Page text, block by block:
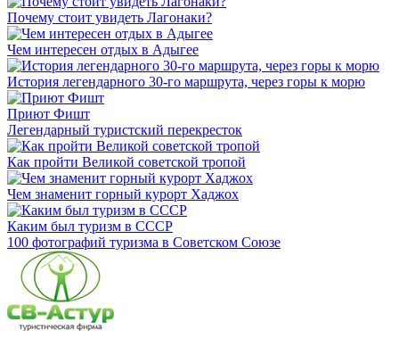
Почему стоит увидеть Лагонаки?
Чем интересен отдых в Адыгее
История легендарного 30-го маршрута, через горы к морю
Приют Фишт
Легендарный туристский перекресток
Как пройти Великой советской тропой
Чем знаменит горный курорт Хаджох
Каким был туризм в СССР
100 фотографий туризма в Советском Союзе